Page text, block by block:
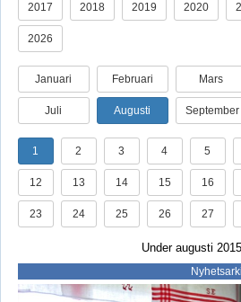
2017 2018 2019 2020
2026
Januari Februari Mars
Juli Augusti September
1 2 3 4 5
12 13 14 15 16
23 24 25 26 27
Under augusti